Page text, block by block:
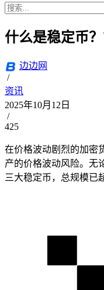
什么是稳定币
边边网
/
资讯
2025年10月12日
/
425
在价格波动剧烈的加密
产的价格波动风险。无
三大稳定币，总规模已